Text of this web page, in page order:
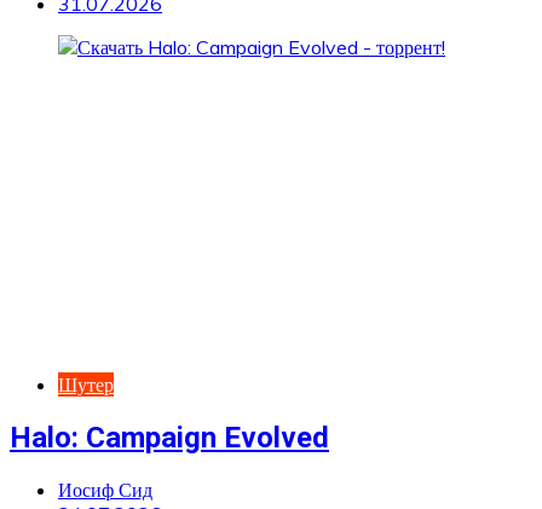
Шутер
Halo: Campaign Evolved
Иосиф Сид